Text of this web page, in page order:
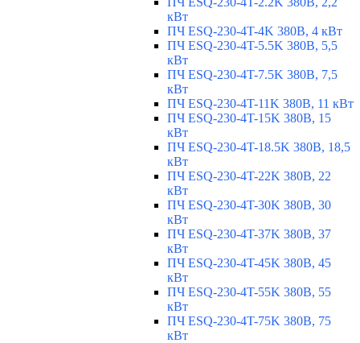
кВт
ПЧ ESQ-230-4T-4K 380В, 4 кВт
ПЧ ESQ-230-4T-5.5K 380В, 5,5
кВт
ПЧ ESQ-230-4T-7.5K 380В, 7,5
кВт
ПЧ ESQ-230-4T-11K 380В, 11 кВт
ПЧ ESQ-230-4T-15K 380В, 15
кВт
ПЧ ESQ-230-4T-18.5K 380В, 18,5
кВт
ПЧ ESQ-230-4T-22K 380В, 22
кВт
ПЧ ESQ-230-4T-30K 380В, 30
кВт
ПЧ ESQ-230-4T-37K 380В, 37
кВт
ПЧ ESQ-230-4T-45K 380В, 45
кВт
ПЧ ESQ-230-4T-55K 380В, 55
кВт
ПЧ ESQ-230-4T-75K 380В, 75
кВт